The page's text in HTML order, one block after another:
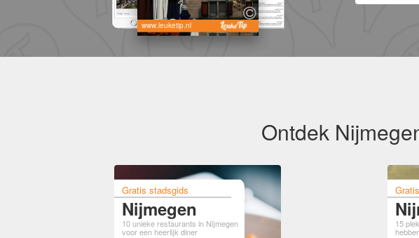
www.leuketip.nl
Ontdek
Gratis stadsgids
Nijmegen
10 unieke restaurants in Nijmegen
voor een heerlijk diner
15